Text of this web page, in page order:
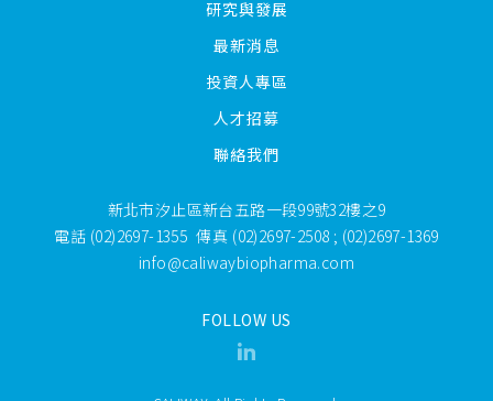
研究與發展
最新消息
投資人專區
人才招募
聯絡我們
FOLLOW US
新北市汐止區新台五路一段99號32樓之9
電話 (02)2697-1355 傳真 (02)2697-2508 ; (02)2697-1369
info@caliwaybiopharma.com